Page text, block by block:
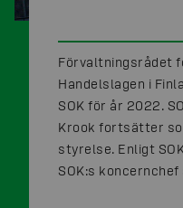
Förvaltningsrådet
Handelslagen i
SOK för år 2022.
Krook fortsätter
styrelse. Enligt
SOK:s